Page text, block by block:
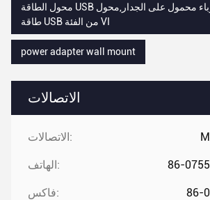
الاتصالات
الاتصالات:
الهاتف: 86-
فاكس: 86-
محول الطاقة USB الحائط,محول كهرباء محمول على الجدار,محول
طاقة USB من الفئة VI
power adapter wall mount